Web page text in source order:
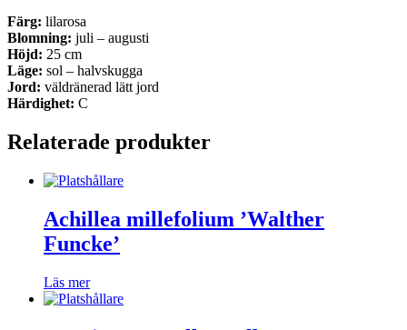
Färg: lilarosa
Blomning: juli – augusti
Höjd: 25 cm
Läge: sol – halvskugga
Jord: väldränerad lätt jord
Härdighet: C
Relaterade produkter
Achillea millefolium ’Walther
Funcke’
Läs mer